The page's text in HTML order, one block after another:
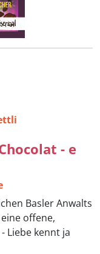
- e
Basler Anwalts
offene,
Liebe kennt ja